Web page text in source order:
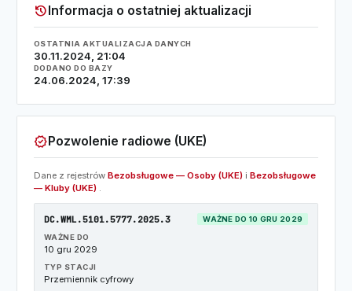
historyInformacja o ostatniej aktualizacji
OSTATNIA AKTUALIZACJA DANYCH
30.11.2024, 21:04
DODANO DO BAZY
24.06.2024, 17:39
verified Pozwolenie radiowe (UKE)
Dane z rejestrów Bezobsługowe — Osoby (UKE) i Bezobsługowe
— Kluby (UKE) .
DC.WML.5101.5777.2025.3 WAŻNE DO 10 GRU 2029
WAŻNE DO
10 gru 2029
TYP STACJI
Przemiennik cyfrowy